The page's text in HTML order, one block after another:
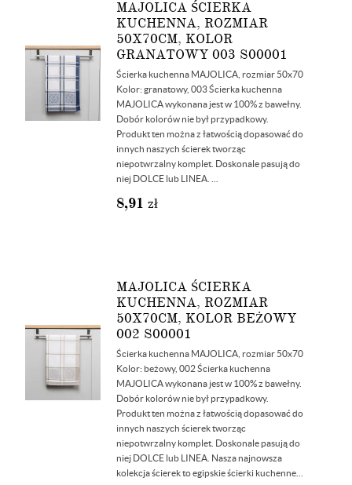
MAJOLICA ŚCIERKA
KUCHENNA, ROZMIAR
50X70CM, KOLOR
GRANATOWY 003 S00001
Ścierka kuchenna MAJOLICA, rozmiar 50x70
Kolor: granatowy, 003 Ścierka kuchenna
MAJOLICA wykonana jest w 100% z bawełny.
Dobór kolorów nie był przypadkowy.
Produkt ten można z łatwością dopasować do
innych naszych ścierek tworząc
niepotwrzalny komplet. Doskonale pasują do
niej DOLCE lub LINEA. ...
8,91 zł
MAJOLICA ŚCIERKA
KUCHENNA, ROZMIAR
50X70CM, KOLOR BEŻOWY
002 S00001
Ścierka kuchenna MAJOLICA, rozmiar 50x70
Kolor: beżowy, 002 Ścierka kuchenna
MAJOLICA wykonana jest w 100% z bawełny.
Dobór kolorów nie był przypadkowy.
Produkt ten można z łatwością dopasować do
innych naszych ścierek tworząc
niepotwrzalny komplet. Doskonale pasują do
niej DOLCE lub LINEA. Nasza najnowsza
kolekcja ścierek to egipskie ścierki kuchenne...